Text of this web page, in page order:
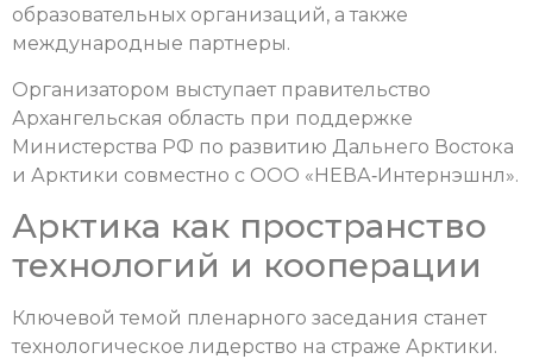
образовательных организаций, а также
международные партнеры.
Организатором выступает правительство
Архангельская область при поддержке
Министерства РФ по развитию Дальнего Востока
и Арктики совместно с ООО «НЕВА‑Интернэшнл».
Арктика как пространство
технологий и кооперации
Ключевой темой пленарного заседания станет
технологическое лидерство на страже Арктики.